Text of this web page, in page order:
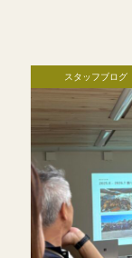
スタッフブログ